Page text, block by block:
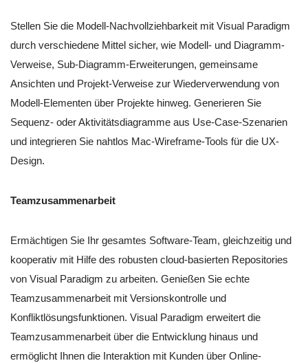
Stellen Sie die Modell-Nachvollziehbarkeit mit Visual Paradigm
durch verschiedene Mittel sicher, wie Modell- und Diagramm-
Verweise, Sub-Diagramm-Erweiterungen, gemeinsame
Ansichten und Projekt-Verweise zur Wiederverwendung von
Modell-Elementen über Projekte hinweg. Generieren Sie
Sequenz- oder Aktivitätsdiagramme aus Use-Case-Szenarien
und integrieren Sie nahtlos Mac-Wireframe-Tools für die UX-
Design.
Teamzusammenarbeit
Ermächtigen Sie Ihr gesamtes Software-Team, gleichzeitig und
kooperativ mit Hilfe des robusten cloud-basierten Repositories
von Visual Paradigm zu arbeiten. Genießen Sie echte
Teamzusammenarbeit mit Versionskontrolle und
Konfliktlösungsfunktionen. Visual Paradigm erweitert die
Teamzusammenarbeit über die Entwicklung hinaus und
ermöglicht Ihnen die Interaktion mit Kunden über Online-